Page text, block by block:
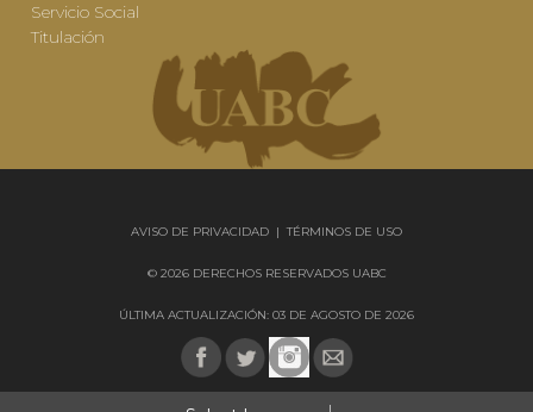
Servicio Social
Titulación
AVISO DE PRIVACIDAD | TÉRMINOS DE USO
© 2026 DERECHOS RESERVADOS UABC
ÚLTIMA ACTUALIZACIÓN: 03 DE AGOSTO DE 2026